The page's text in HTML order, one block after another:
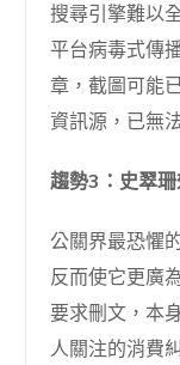
搜尋引擎難以
平台病毒式傳
章，截圖可能
資訊源，已無
趨勢3：史翠
公關界最恐懼
反而使它更廣
要求刪文，本
人關注的消費